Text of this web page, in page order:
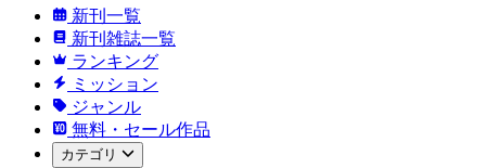
新刊一覧
新刊雑誌一覧
ランキング
ミッション
ジャンル
無料・セール作品
カテゴリ